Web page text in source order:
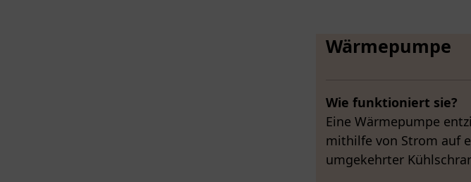
Wärmepumpe
Wie funktioniert sie?
Eine Wärmepumpe
mithilfe von Strom auf
umgekehrter